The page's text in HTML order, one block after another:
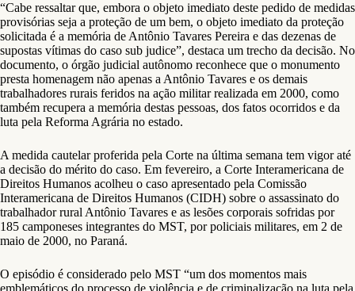
“Cabe ressaltar que, embora o objeto imediato deste pedido de medidas
provisórias seja a proteção de um bem, o objeto imediato da proteção
solicitada é a memória de Antônio Tavares Pereira e das dezenas de
supostas vítimas do caso sub judice”, destaca um trecho da decisão. No
documento, o órgão judicial autônomo reconhece que o monumento
presta homenagem não apenas a Antônio Tavares e os demais
trabalhadores rurais feridos na ação militar realizada em 2000, como
também recupera a memória destas pessoas, dos fatos ocorridos e da
luta pela Reforma Agrária no estado.
A medida cautelar proferida pela Corte na última semana tem vigor até
a decisão do mérito do caso. Em fevereiro, a Corte Interamericana de
Direitos Humanos acolheu o caso apresentado pela Comissão
Interamericana de Direitos Humanos (CIDH) sobre o assassinato do
trabalhador rural Antônio Tavares e as lesões corporais sofridas por
185 camponeses integrantes do MST, por policiais militares, em 2 de
maio de 2000, no Paraná.
O episódio é considerado pelo MST “um dos momentos mais
emblemáticos do processo de violência e de criminalização na luta pela